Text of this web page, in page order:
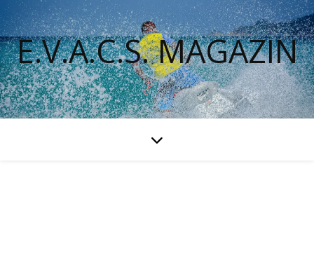
E.V.A.C.S. MAGAZIN